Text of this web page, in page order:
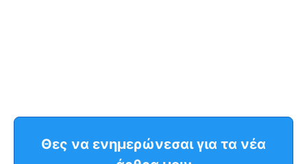
Θες να ενημερώνεσαι για τα νέα